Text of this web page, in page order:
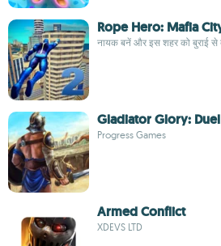
Rope Hero: Mafia
नायक बनें और इस शहर को बुराई से
Gladiator Glory:
Progress Games
Armed Conflict
XDEVS LTD